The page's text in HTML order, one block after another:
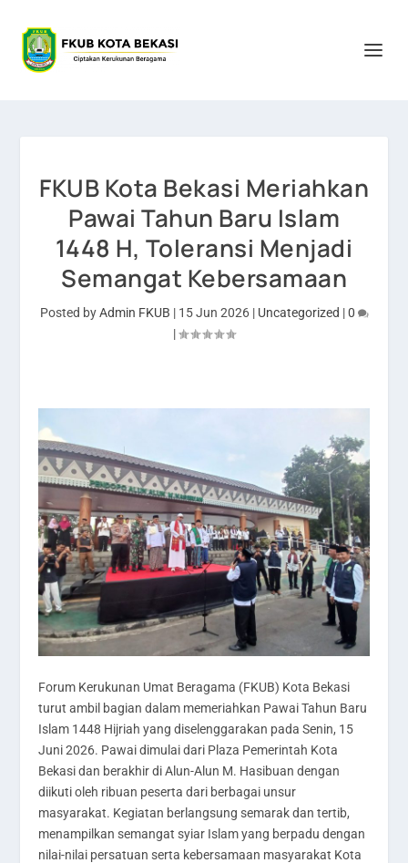
FKUB Kota Bekasi Meriahkan
Pawai Tahun Baru Islam
1448 H, Toleransi Menjadi
Semangat Kebersamaan
Posted byAdmin FKUB | 15 Jun 2026| Uncategorized |0
|
Forum Kerukunan Umat Beragama (FKUB) Kota Bekasi
turut ambil bagian dalam memeriahkan Pawai Tahun Baru
Islam 1448 Hijriah yang diselenggarakan pada Senin, 15
Juni 2026. Pawai dimulai dari Plaza Pemerintah Kota
Bekasi dan berakhir di Alun-Alun M. Hasibuan dengan
diikuti oleh ribuan peserta dari berbagai unsur
masyarakat. Kegiatan berlangsung semarak dan tertib,
menampilkan semangat syiar Islam yang berpadu dengan
nilai-nilai persatuan serta kebersamaan masyarakat Kota